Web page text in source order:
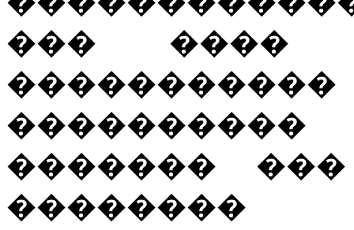
��� ����
�������
��������